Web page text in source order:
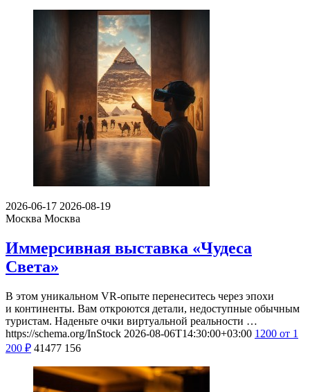
2026-06-17 2026-08-19
Москва Москва
Иммерсивная выставка «Чудеса
Света»
В этом уникальном VR-опыте перенеситесь через эпохи
и континенты. Вам откроются детали, недоступные обычным
туристам. Наденьте очки виртуальной реальности …
https://schema.org/InStock 2026-08-06T14:30:00+03:00 1200 от 1
200 ₽ 41477 156